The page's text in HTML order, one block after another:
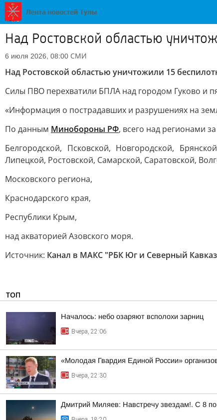
Над Ростовской областью
6 июля 2026, 08:00 СМИ
Над Ростовской областью уничтожили 15
Силы ПВО перехватили БПЛА над городом Гуково и
«Информация о пострадавших и разрушениях на
По данным Минобороны РФ, всего над регионами
Белгородской, Псковской, Новгородской,
Липецкой, Ростовской, Самарской, Саратовской,
Московского региона,
Краснодарского края,
Республики Крым,
над акваторией Азовского моря.
Источник: Канал в МАКС "РБК Юг и Северный
ТОП
Началось: небо озаряют всполохи зарниц
Вчера, 22:06
«Молодая Гвардия Единой России»
Вчера, 22:30
Дмитрий Миляев: Навстречу звездам!. С 8 по